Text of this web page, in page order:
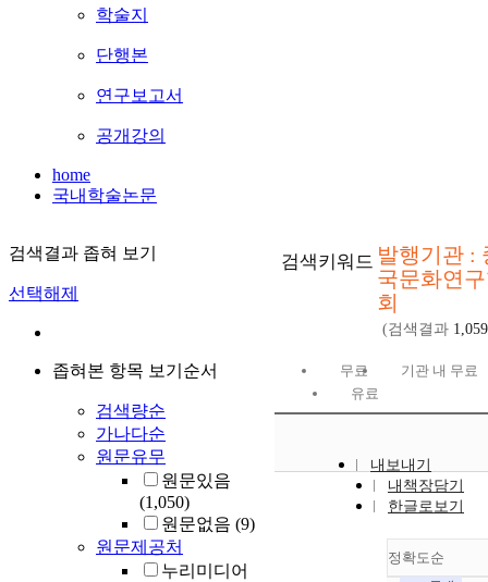
학술지
단행본
연구보고서
공개강의
home
국내학술논문
검색결과 좁혀 보기
선택해제
좁혀본 항목 보기순서
검색량순
가나다순
원문유무
원문있음
(1,050)
원문없음 (9)
원문제공처
누리미디어
검색키워드 발행기관 :
국문화연
회
(검색결과 1,059
무료
기관 내 무료
유료
내보내기
내책장담기
한글로보기
정확도순